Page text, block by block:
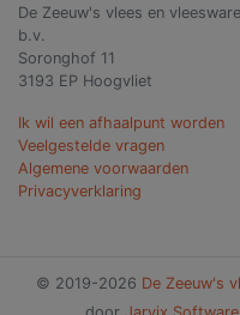
De Zeeuw's vlees en
b.v.
Soronghof 11
3193 EP Hoogvliet
Ik wil een afhaalpunt worden
Veelgestelde vragen
Algemene voorwaarden
Privacyverklaring
© 2019-2026 De Zeeuw's